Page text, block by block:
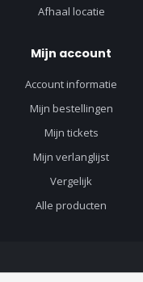
Afhaal locatie
Mijn account
Account informatie
Mijn bestellingen
Mijn tickets
Mijn verlanglijst
Vergelijk
Alle producten